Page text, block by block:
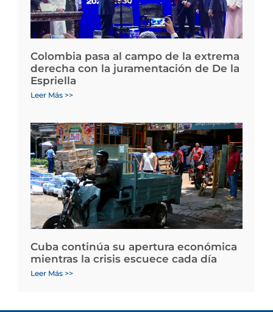
Colombia pasa al campo de la extrema
derecha con la juramentación de De la
Espriella
Leer Más >>
Cuba continúa su apertura económica
mientras la crisis escuece cada día
Leer Más >>